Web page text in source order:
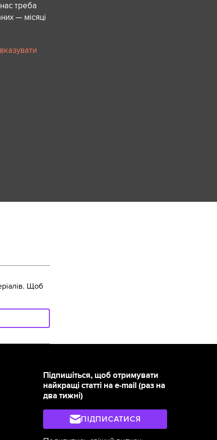
треба
— місяці
Щоб
Підпишіться, щоб отримувати
найкращі статті на e-mail (раз на
два тижні)
ПІДПИСАТИСЯ